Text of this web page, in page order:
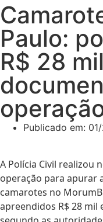
Paulo:
R$ 28
Publicado em:
A Polícia Civil realizou
operação para apurar
camarotes no
apreendidos R$ 28